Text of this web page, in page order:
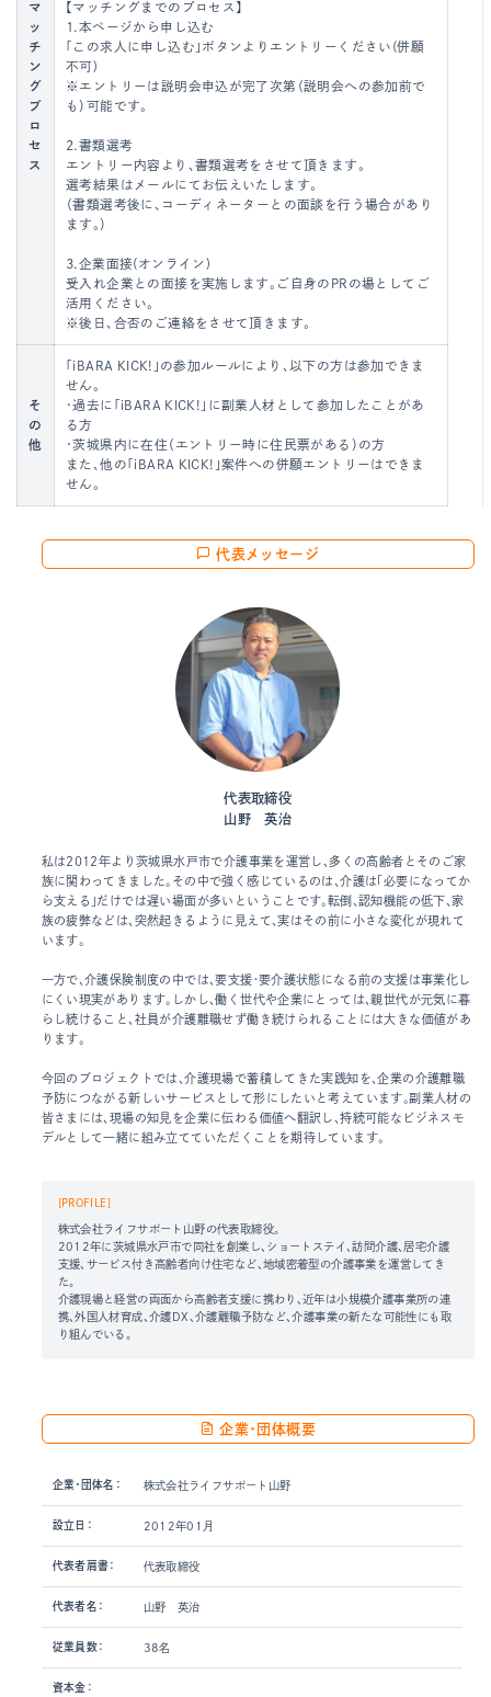
マ
ッ
チ
ン
グ
プ
ロ
セ
ス
【マッチングまでのプロセス】
1.本ページから申し込む
「この求人に申し込む」ボタンよりエントリーください(併願
不可)
※エントリーは説明会申込が完了次第（説明会への参加前で
も）可能です。
2.書類選考
エントリー内容より、書類選考をさせて頂きます。
選考結果はメールにてお伝えいたします。
（書類選考後に、コーディネーターとの面談を行う場合があり
ます。）
3.企業面接(オンライン)
受入れ企業との面接を実施します。ご自身のPRの場としてご
活用ください。
※後日、合否のご連絡をさせて頂きます。
そ
の
他
「iBARA KICK!」の参加ルールにより、以下の方は参加できま
せん。
・過去に「iBARA KICK!」に副業人材として参加したことがあ
る方
・茨城県内に在住（エントリー時に住民票がある）の方
また、他の「iBARA KICK!」案件への併願エントリーはできま
せん。
代表メッセージ
代表取締役
山野 英治
私は2012年より茨城県水戸市で介護事業を運営し、多くの高齢者とそのご家
族に関わってきました。その中で強く感じているのは、介護は「必要になってか
ら支える」だけでは遅い場面が多いということです。転倒、認知機能の低下、家
族の疲弊などは、突然起きるように見えて、実はその前に小さな変化が現れて
います。
一方で、介護保険制度の中では、要支援・要介護状態になる前の支援は事業化し
にくい現実があります。しかし、働く世代や企業にとっては、親世代が元気に暮
らし続けること、社員が介護離職せず働き続けられることには大きな価値があ
ります。
今回のプロジェクトでは、介護現場で蓄積してきた実践知を、企業の介護離職
予防につながる新しいサービスとして形にしたいと考えています。副業人材の
皆さまには、現場の知見を企業に伝わる価値へ翻訳し、持続可能なビジネスモ
デルとして一緒に組み立てていただくことを期待しています。
[PROFILE]
株式会社ライフサポート山野の代表取締役。
2012年に茨城県水戸市で同社を創業し、ショートステイ、訪問介護、居宅介護
支援、サービス付き高齢者向け住宅など、地域密着型の介護事業を運営してき
た。
介護現場と経営の両面から高齢者支援に携わり、近年は小規模介護事業所の連
携、外国人材育成、介護DX、介護離職予防など、介護事業の新たな可能性にも取
り組んでいる。
企業・団体概要
企業・団体名： 株式会社ライフサポート山野
設立日： 2012年01月
代表者肩書： 代表取締役
代表者名： 山野 英治
従業員数： 38名
資本金：